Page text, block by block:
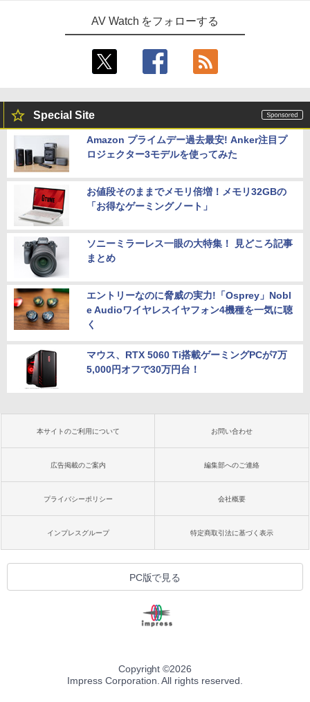
AV Watch をフォローする
Special Site
Amazon プライムデー過去最安! Anker注目プ
ロジェクター3モデルを使ってみた
お値段そのままでメモリ倍増！メモリ32GBの
「お得なゲーミングノート」
ソニーミラーレス一眼の大特集！ 見どころ記事
まとめ
エントリーなのに脅威の実力!「Osprey」Nobl
e Audioワイヤレスイヤフォン4機種を一気に聴
く
マウス、RTX 5060 Ti搭載ゲーミングPCが7万
5,000円オフで30万円台！
本サイトのご利用について お問い合わせ
広告掲載のご案内 編集部へのご連絡
プライバシーポリシー 会社概要
インプレスグループ 特定商取引法に基づく表示
PC版で見る
Copyright ©2026
Impress Corporation. All rights reserved.